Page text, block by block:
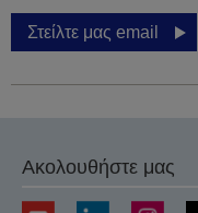
Στείλτε μας email
Ακολουθήστε μας